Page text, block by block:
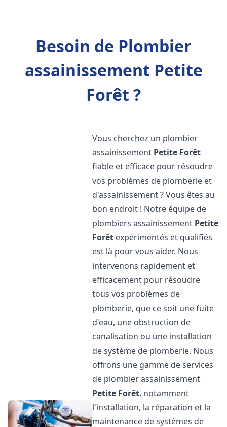
Besoin de Plombier
assainissement Petite
Forêt ?
Vous cherchez un plombier
assainissement Petite Forêt
fiable et efficace pour résoudre
vos problèmes de plomberie et
d'assainissement ? Vous êtes au
bon endroit ! Notre équipe de
plombiers assainissement Petite
Forêt expérimentés et qualifiés
est là pour vous aider. Nous
intervenons rapidement et
efficacement pour résoudre
tous vos problèmes de
plomberie, que ce soit une fuite
d'eau, une obstruction de
canalisation ou une installation
de système de plomberie. Nous
offrons une gamme de services
de plombier assainissement
Petite Forêt, notamment
l'installation, la réparation et la
maintenance de systèmes de